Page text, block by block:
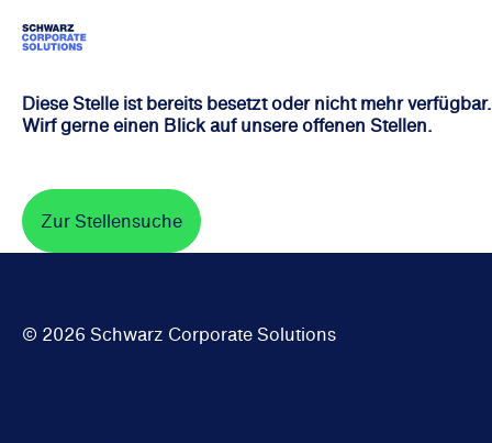
Diese Stelle ist bereits besetzt oder nicht mehr
Wirf gerne einen Blick auf unsere offenen Stellen.
Zur Stellensuche
© 2026 Schwarz Corporate Solutions